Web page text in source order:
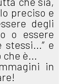
preciso e
degli
o essere
e
che è...
in